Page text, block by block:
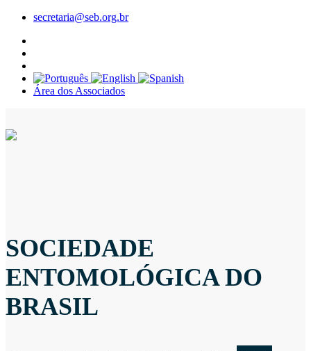
secretaria@seb.org.br
Área dos Associados
SOCIEDADE
ENTOMOLÓGICA DO
BRASIL